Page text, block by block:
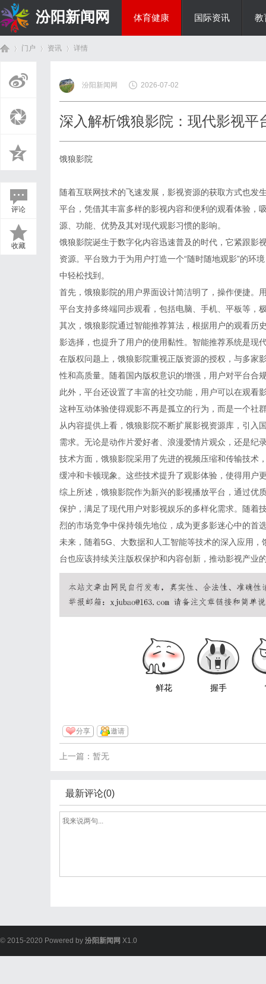
汾阳新闻网 体育健康 国际资讯 教
门户 资讯
›
详情
评论
收藏
汾阳新闻网 2026-07-02
深入解析饿狼影院：现代影视平
饿狼影院
随着互联网技术的飞速发展，影视资源的获取方式也发
平台，凭借其丰富多样的影视内容和便利的观看体验，
源、功能、优势及其对现代观影习惯的影响。
饿狼影院诞生于数字化内容迅速普及的时代，它紧跟影
资源。平台致力于为用户打造一个“随时随地观影”的环
中轻松找到。
首先，饿狼影院的用户界面设计简洁明了，操作便捷。
平台支持多终端同步观看，包括电脑、手机、平板等，
其次，饿狼影院通过智能推荐算法，根据用户的观看历
影选择，也提升了用户的使用黏性。智能推荐系统是现
在版权问题上，饿狼影院重视正版资源的授权，与多家
性和高质量。随着国内版权意识的增强，用户对平台合
此外，平台还设置了丰富的社交功能，用户可以在观看
这种互动体验使得观影不再是孤立的行为，而是一个社
从内容提供上看，饿狼影院不断扩展影视资源库，引入
需求。无论是动作片爱好者、浪漫爱情片观众，还是纪
技术方面，饿狼影院采用了先进的视频压缩和传输技术
缓冲和卡顿现象。这些技术提升了观影体验，使得用户
综上所述，饿狼影院作为新兴的影视播放平台，通过优
保护，满足了现代用户对影视娱乐的多样化需求。随着
烈的市场竞争中保持领先地位，成为更多影迷心中的首
未来，随着5G、大数据和人工智能等技术的深入应用
台也应该持续关注版权保护和内容创新，推动影视产业
鲜花 握手
分享 邀请
上一篇：暂无
最新评论(0)
© 2015-2020 Powered by 汾阳新闻网 X1.0